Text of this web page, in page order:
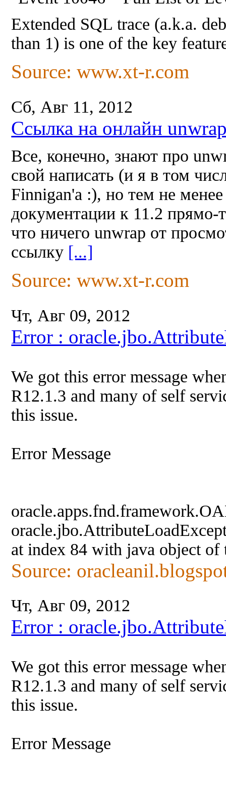
Extended SQL trace (a.k.a.
than 1) is one of the key
Source: www.xt-r.com
Сб, Авг 11, 2012
Ссылка на онлайн
Все, конечно, знают про
свой написать (и я в том
Finnigan'а :), но тем не
документации к 11.2 прямо-
что ничего unwrap от
ссылку [...]
Source: www.xt-r.com
Чт, Авг 09, 2012
Error :
We got this error message
R12.1.3 and many of self
this issue.
Error Message
at index 84 with java object
Source:
Чт, Авг 09, 2012
Error :
We got this error message
R12.1.3 and many of self
this issue.
Error Message